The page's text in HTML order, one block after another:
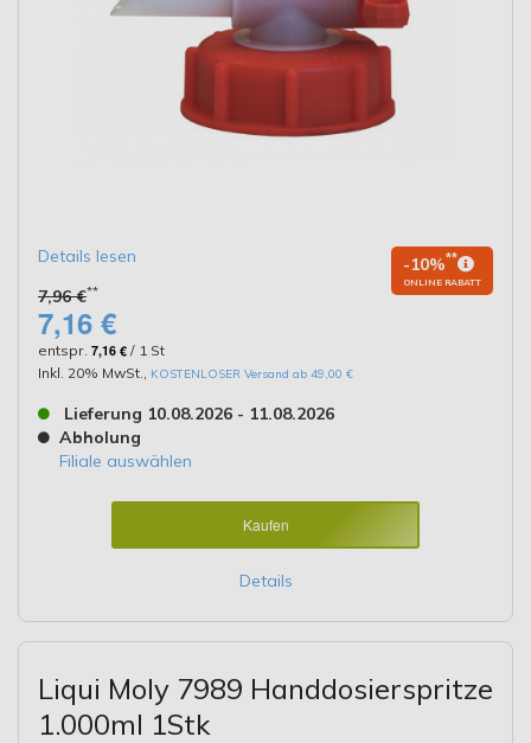
Details lesen
7,96 €**
-10%**
ONLINE RABATT
7,16 €
entspr. 7,16 € / 1 St
Inkl. 20% MwSt.
KOSTENLOSER Versand ab 49,00 €
Lieferung 10.08.2026 - 11.08.2026
Abholung
Filiale auswählen
Kaufen
Details
Liqui Moly 7989 Handdosierspritze
1.000ml 1Stk